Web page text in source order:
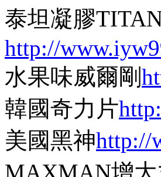
泰坦凝膠
http://
水果味威爾剛
韓國奇力片
美國黑神http://
MAXMAN增大